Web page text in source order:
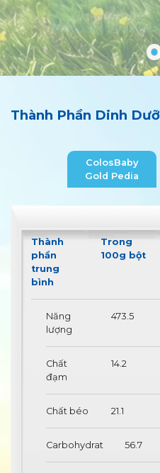
Thành Phần Dinh
Thành
phần
trung
bình
Trong
100g bột
Năng
lượng
473.5
Chất
đạm
14.2
Chất béo 21.1
Carbohydrat 56.7
ColosBaby
Gold Pedia